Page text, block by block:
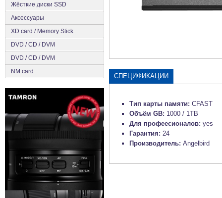
Жёсткие диски SSD
Аксеcсуары
XD card / Memory Stick
DVD / CD / DVM
DVD / CD / DVM
NM card
СПЕЦИФИКАЦИИ
Тип карты памяти: CFAST
Объём GB: 1000 / 1TB
Для профеесионалов: yes
Гарантия: 24
Производитель: Angelbird